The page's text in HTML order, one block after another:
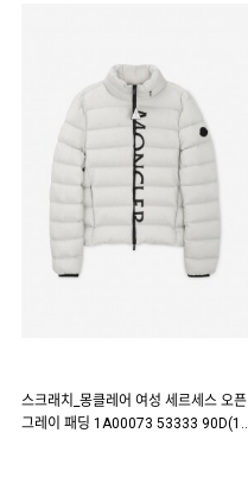
스크래치_몽클레어 여성 세르세스 오픈
그레이 패딩 1A00073 53333 90D(18